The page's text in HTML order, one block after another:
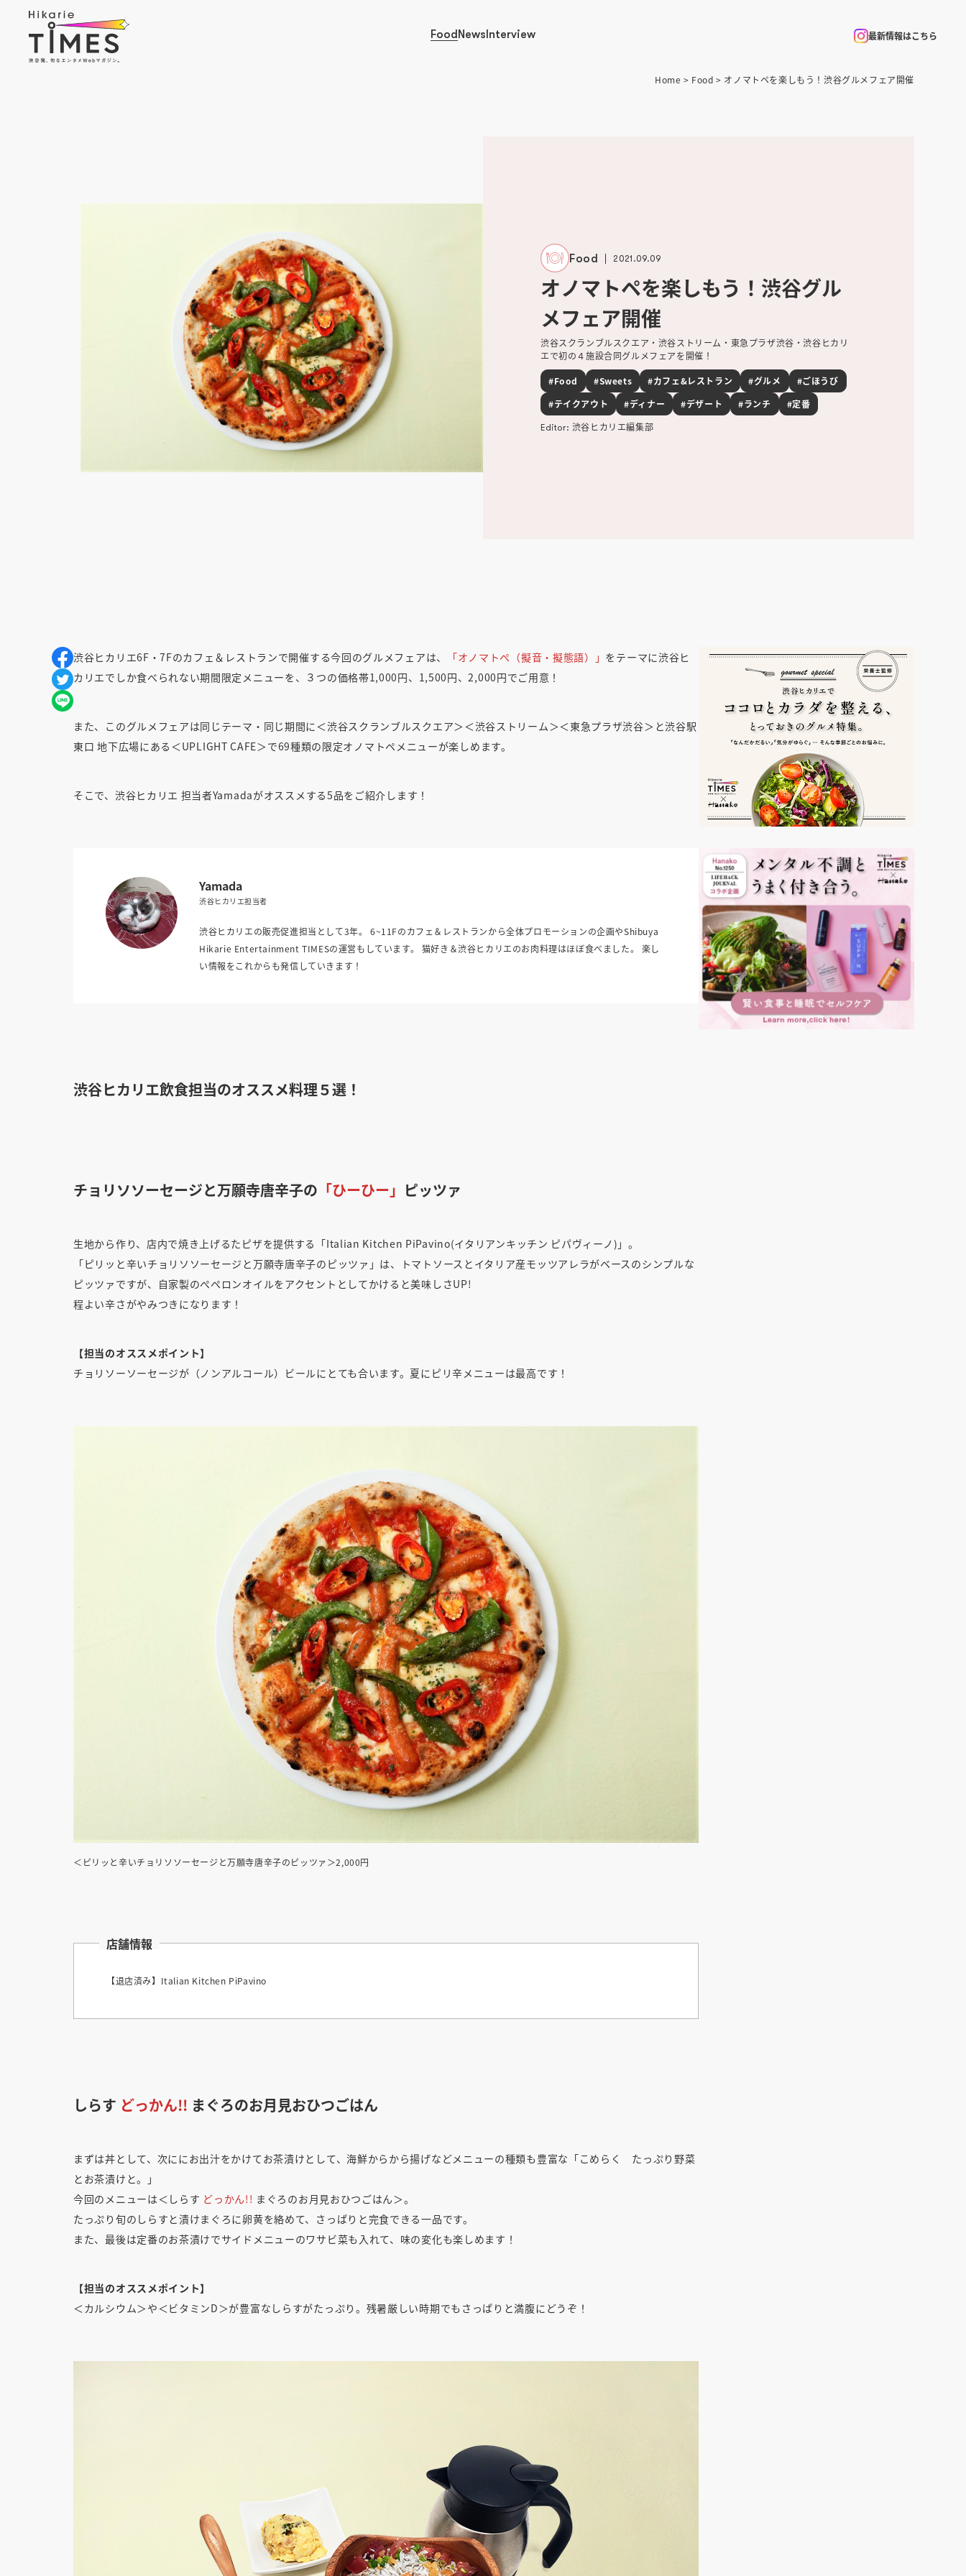
Food News Interview 最新情報はこちら
Home > Food > オノマトペを楽しもう！渋谷グルメフェア開催
Food 2021.09.09
オノマトペを楽しもう！渋谷グル
メフェア開催
渋谷スクランブルスクエア・渋谷ストリーム・東急プラザ渋谷・渋谷ヒカリ
エで初の４施設合同グルメフェアを開催！
#Food #Sweets #カフェ&レストラン #グルメ
#ごほうび
#テイクアウト
#ディナー #デザート #ランチ #定番
Editor: 渋谷ヒカリエ編集部
渋谷ヒカリエ6F・7Fのカフェ＆レストランで開催する今回のグルメフェアは、 「オノマトペ（擬音・擬態語）」 をテーマに渋谷ヒ
カリエでしか食べられない期間限定メニューを、３つの価格帯1,000円、1,500円、2,000円でご用意！
また、このグルメフェアは同じテーマ・同じ期間に＜渋谷スクランブルスクエア＞＜渋谷ストリーム＞＜東急プラザ渋谷＞と渋谷駅
東口 地下広場にある＜UPLIGHT CAFE＞で69種類の限定オノマトペメニューが楽しめます。
そこで、渋谷ヒカリエ 担当者Yamadaがオススメする5品をご紹介します！
Yamada
渋谷ヒカリエ担当者
渋谷ヒカリエの販売促進担当として3年。 6~11Fのカフェ＆レストランから全体プロモーションの企画やShibuya
Hikarie Entertainment TIMESの運営もしています。 猫好き＆渋谷ヒカリエのお肉料理はほぼ食べました。 楽し
い情報をこれからも発信していきます！
渋谷ヒカリエ飲食担当のオススメ料理５選！
チョリソソーセージと万願寺唐辛子の 「ひーひー」 ピッツァ
生地から作り、店内で焼き上げるたピザを提供する「Italian Kitchen PiPavino(イタリアンキッチン ピパヴィーノ)」。
「ピリッと辛いチョリソソーセージと万願寺唐辛子のピッツァ」は、トマトソースとイタリア産モッツアレラがベースのシンプルな
ピッツァですが、自家製のぺペロンオイルをアクセントとしてかけると美味しさUP!
程よい辛さがやみつきになります！
【担当のオススメポイント】
チョリソーソーセージが（ノンアルコール）ビールにとても合います。夏にピリ辛メニューは最高です！
＜ピリッと辛いチョリソソーセージと万願寺唐辛子のピッツァ＞2,000円
店舗情報
【退店済み】Italian Kitchen PiPavino
しらす どっかん!! まぐろのお月見おひつごはん
まずは丼として、次ににお出汁をかけてお茶漬けとして、海鮮からから揚げなどメニューの種類も豊富な「こめらく たっぷり野菜
とお茶漬けと。」
今回のメニューは＜しらす どっかん!! まぐろのお月見おひつごはん＞。
たっぷり旬のしらすと漬けまぐろに卵黄を絡めて、さっぱりと完食できる一品です。
また、最後は定番のお茶漬けでサイドメニューのワサビ菜も入れて、味の変化も楽しめます！
【担当のオススメポイント】
＜カルシウム＞や＜ビタミンD＞が豊富なしらすがたっぷり。残暑厳しい時期でもさっぱりと満腹にどうぞ！